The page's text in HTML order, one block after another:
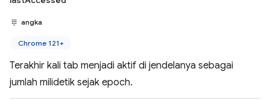
angka
Chrome 121+
Terakhir kali tab menjadi aktif di jendelanya sebagai
jumlah milidetik sejak epoch.